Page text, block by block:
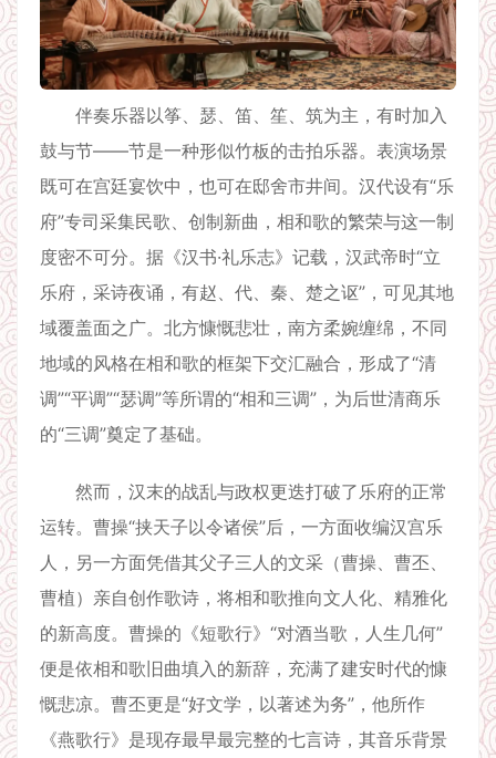
伴奏乐器以筝、瑟、笛、笙、筑为主，有时加入
鼓与节——节是一种形似竹板的击拍乐器。表演场景
既可在宫廷宴饮中，也可在邸舍市井间。汉代设有“乐
府”专司采集民歌、创制新曲，相和歌的繁荣与这一制
度密不可分。据《汉书·礼乐志》记载，汉武帝时“立
乐府，采诗夜诵，有赵、代、秦、楚之讴”，可见其地
域覆盖面之广。北方慷慨悲壮，南方柔婉缠绵，不同
地域的风格在相和歌的框架下交汇融合，形成了“清
调”“平调”“瑟调”等所谓的“相和三调”，为后世清商乐
的“三调”奠定了基础。
然而，汉末的战乱与政权更迭打破了乐府的正常
运转。曹操“挟天子以令诸侯”后，一方面收编汉宫乐
人，另一方面凭借其父子三人的文采（曹操、曹丕、
曹植）亲自创作歌诗，将相和歌推向文人化、精雅化
的新高度。曹操的《短歌行》“对酒当歌，人生几何”
便是依相和歌旧曲填入的新辞，充满了建安时代的慷
慨悲凉。曹丕更是“好文学，以著述为务”，他所作
《燕歌行》是现存最早最完整的七言诗，其音乐背景